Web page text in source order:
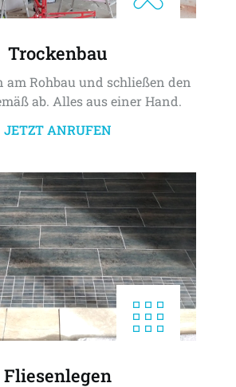
Trockenbau
Rohbau und schließen den
ab. Alles aus einer Hand.
JETZT ANRUFEN
Fliesenlegen